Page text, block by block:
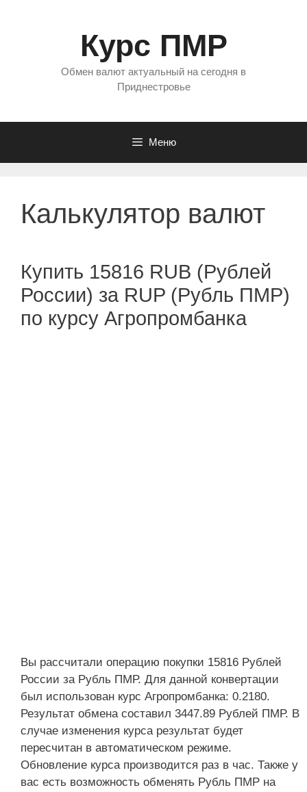
Курс ПМР
Обмен валют актуальный на сегодня в
Приднестровье
Меню
Калькулятор валют
Купить 15816 RUB (Рублей
России) за RUP (Рубль ПМР)
по курсу Агропромбанка
Вы рассчитали операцию покупки 15816 Рублей
России за Рубль ПМР. Для данной конвертации
был использован курс Агропромбанка: 0.2180.
Результат обмена составил 3447.89 Рублей ПМР. В
случае изменения курса результат будет
пересчитан в автоматическом режиме.
Обновление курса производится раз в час. Также у
вас есть возможность обменять Рубль ПМР на